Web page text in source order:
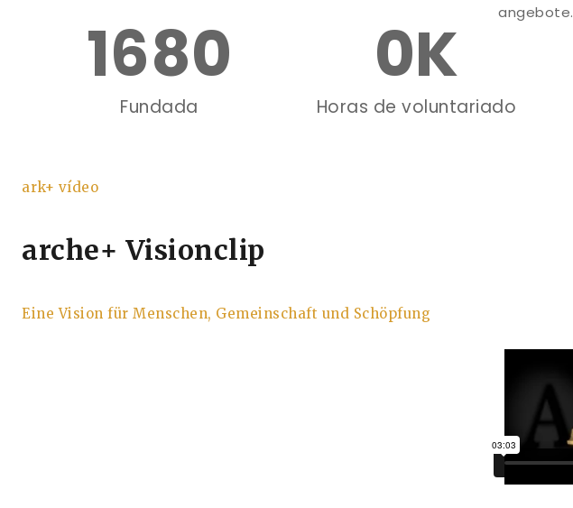
angebote.
Fundada
1680
Horas de voluntariado
0K
ark+ vídeo
arche+ Visionclip
Eine Vision für Menschen, Gemeinschaft und Schöpfung